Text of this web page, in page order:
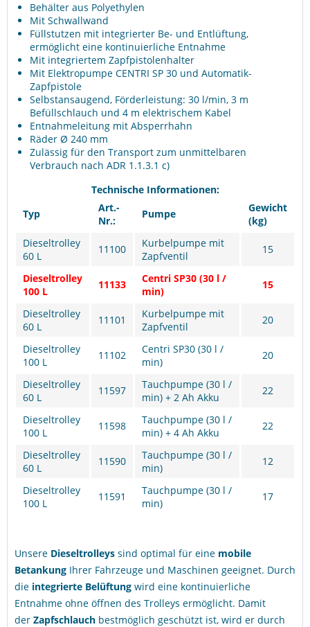
Behälter aus Polyethylen
Mit Schwallwand
Füllstutzen mit integrierter Be- und Entlüftung,
ermöglicht eine kontinuierliche Entnahme
Mit integriertem Zapfpistolenhalter
Mit Elektropumpe CENTRI SP 30 und Automatik-
Zapfpistole
Selbstansaugend, Förderleistung: 30 l/min, 3 m
Befüllschlauch und 4 m elektrischem Kabel
Entnahmeleitung mit Absperrhahn
Räder Ø 240 mm
Zulässig für den Transport zum unmittelbaren
Verbrauch nach ADR 1.1.3.1 c)
Technische Informationen:
Typ
Art.-
Nr.:
Pumpe
Gewicht
(kg)
Dieseltrolley
60 L
11100
Kurbelpumpe mit
Zapfventil
15
Dieseltrolley
100 L
11133
Centri SP30 (30 l /
min)
15
Dieseltrolley
60 L
11101
Kurbelpumpe mit
Zapfventil
20
Dieseltrolley
100 L
11102
Centri SP30 (30 l /
min)
20
Dieseltrolley
60 L
11597
Tauchpumpe (30 l /
min) + 2 Ah Akku
22
Dieseltrolley
100 L
11598
Tauchpumpe (30 l /
min) + 4 Ah Akku
22
Dieseltrolley
60 L
11590
Tauchpumpe (30 l /
min)
12
Dieseltrolley
100 L
11591
Tauchpumpe (30 l /
min)
17
Unsere Dieseltrolleys sind optimal für eine mobile
Betankung Ihrer Fahrzeuge und Maschinen geeignet. Durch
die integrierte Belüftung wird eine kontinuierliche
Entnahme ohne öffnen des Trolleys ermöglicht. Damit
der Zapfschlauch bestmöglich geschützt ist, wird er durch